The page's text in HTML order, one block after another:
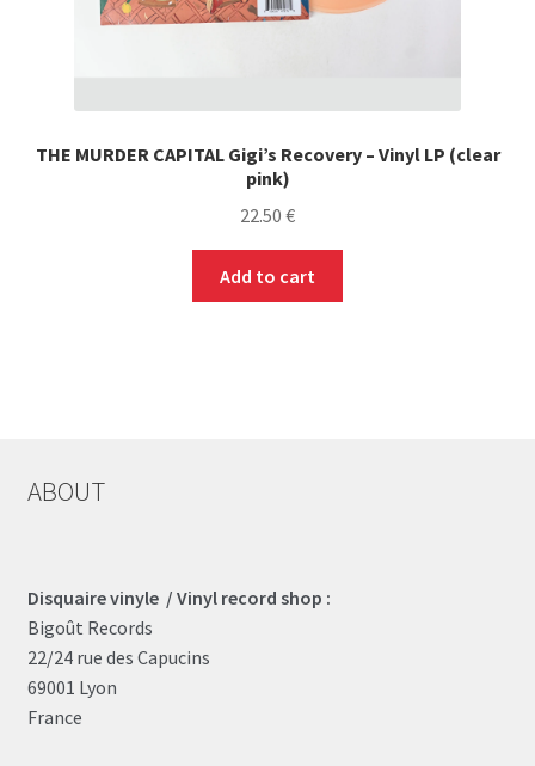
THE MURDER CAPITAL Gigi’s Recovery – Vinyl LP (clear
pink)
22.50 €
Add to cart
ABOUT
Disquaire vinyle / Vinyl record shop :
Bigoût Records
22/24 rue des Capucins
69001 Lyon
France